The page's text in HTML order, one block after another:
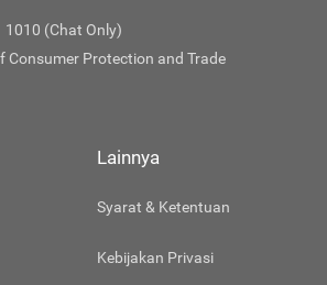
(Chat Only)
Consumer Protection and Trade
Lainnya
Syarat & Ketentuan
Kebijakan Privasi